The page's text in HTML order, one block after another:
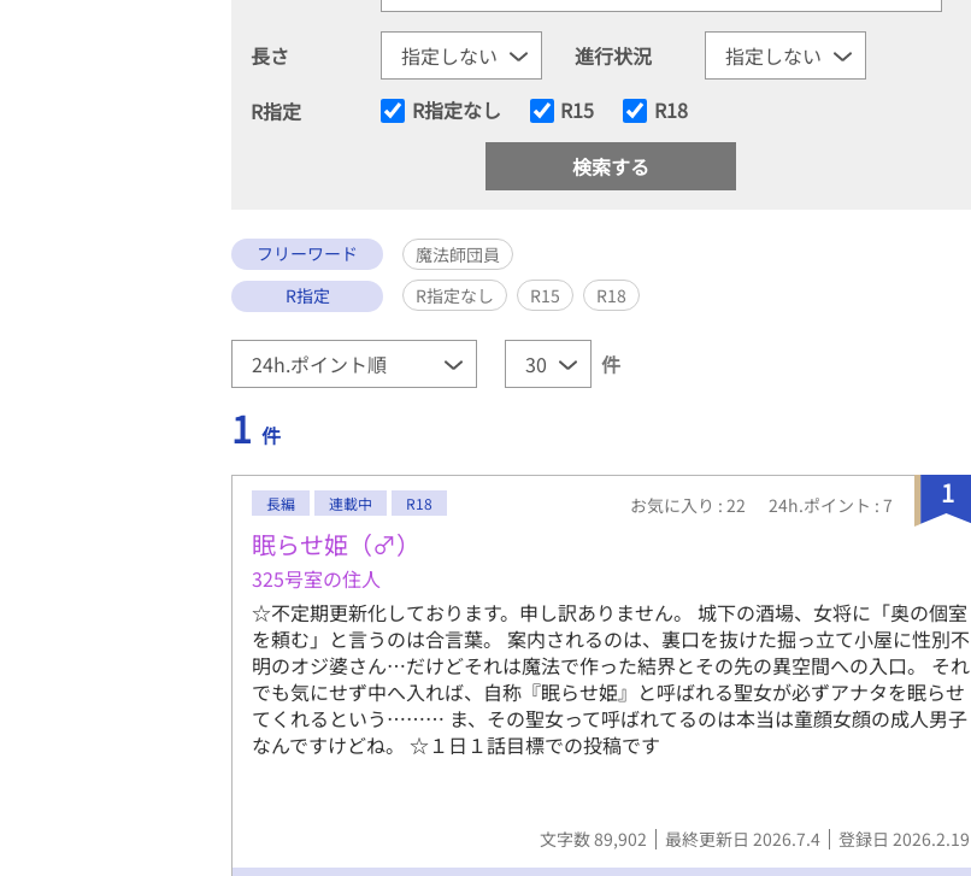
長さ
進行状況
R指定
R指定なし R15 R18
フリーワード
魔法師団員
R指定
R指定なし R15 R18
件
1 件
1
長編 連載中 R18 お気に入り : 22 24h.ポイント : 7
眠らせ姫（♂）
325号室の住人
☆不定期更新化しております。申し訳ありません。 城下の酒場、女将に「奥の個室
を頼む」と言うのは合言葉。 案内されるのは、裏口を抜けた掘っ立て小屋に性別不
明のオジ婆さん…だけどそれは魔法で作った結界とその先の異空間への入口。 それ
でも気にせず中へ入れば、自称『眠らせ姫』と呼ばれる聖女が必ずアナタを眠らせ
てくれるという……… ま、その聖女って呼ばれてるのは本当は童顔女顔の成人男子
なんですけどね。 ☆１日１話目標での投稿です
文字数 89,902 最終更新日 2026.7.4 登録日 2026.2.19